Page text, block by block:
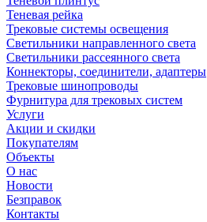
Теневая рейка
Трековые системы освещения
Светильники направленного света
Светильники рассеянного света
Коннекторы, соединители, адаптеры
Трековые шинопроводы
Фурнитура для трековых систем
Услуги
Акции и скидки
Покупателям
Объекты
О нас
Новости
Безправок
Контакты